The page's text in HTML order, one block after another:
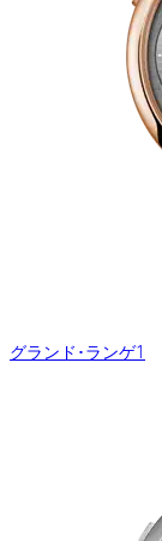
グランド･ランゲ1